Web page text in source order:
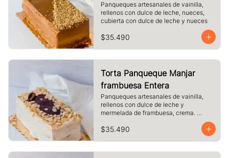
Panqueques artesanales de vainilla,
rellenos con dulce de leche, nueces,
cubierta con dulce de leche y nueces
$35.490
Torta Panqueque Manjar
frambuesa Entera
Panqueques artesanales de vainilla,
rellenos con dulce de leche y
mermelada de frambuesa, crema.
almendras laminadas tostadas.
$35.490